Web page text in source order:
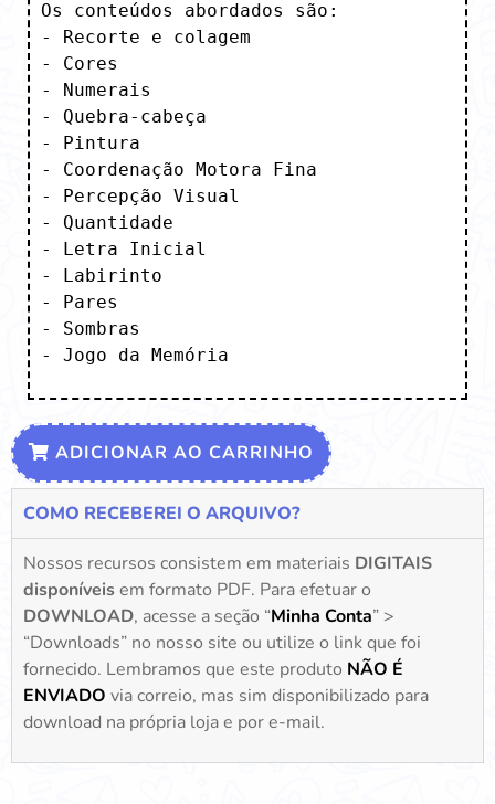
Os conteúdos abordados são:
- Recorte e colagem
- Cores
- Numerais
- Quebra-cabeça
- Pintura
- Coordenação Motora Fina
- Percepção Visual
- Quantidade
- Letra Inicial
- Labirinto
- Pares
- Sombras
- Jogo da Memória
ADICIONAR AO CARRINHO
COMO RECEBEREI O ARQUIVO?
Nossos recursos consistem em materiais DIGITAIS
disponíveisem formato PDF. Para efetuar o
DOWNLOAD, acesse a seção “Minha Conta” >
“Downloads” no nosso site ou utilize o link que foi
fornecido. Lembramos que este produto NÃO É
ENVIADO via correio, mas sim disponibilizado para
download na própria loja e por e-mail.